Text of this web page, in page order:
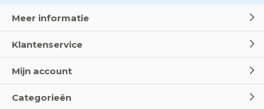
Meer informatie
Klantenservice
Mijn account
Categorieën